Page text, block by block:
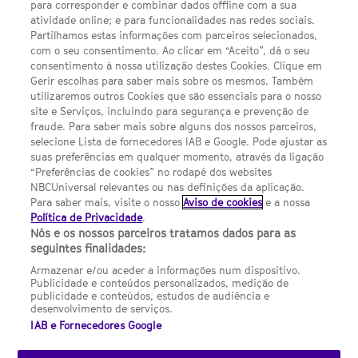
Política de privacidade
Sobre nós
Termos E Condições
Preferências de cookies
FILMES
UMA DIVISÃO DA NBCUNIVERSAL
Contact us by email: contact.SYFYPortugal@ncbuni.com
NBC Universal Global Networks España S.L.U. is wholly owned
by Universal Studios International BV
NBC Universal Global Networks, S.L.U. Paseo de la Castellana,
95. Planta 10 Edificio Torre Europa 28046 Madrid B-82227893
SYFY Portugal is subject to Spanish jurisdiction and regulated
(CNMC).
para corresponder e combinar dados offline com a sua
atividade online; e para funcionalidades nas redes sociais.
Partilhamos estas informações com parceiros selecionados,
com o seu consentimento. Ao clicar em “Aceito”, dá o seu
consentimento à nossa utilização destes Cookies. Clique em
Gerir escolhas para saber mais sobre os mesmos. Também
utilizaremos outros Cookies que são essenciais para o nosso
site e Serviços, incluindo para segurança e prevenção de
fraude. Para saber mais sobre alguns dos nossos parceiros,
selecione Lista de fornecedores IAB e Google. Pode ajustar as
suas preferências em qualquer momento, através da ligação
“Preferências de cookies” no rodapé dos websites
NBCUniversal relevantes ou nas definições da aplicação.
Para saber mais, visite o nossoAviso de cookies e a nossa
Política de Privacidade.
Nós e os nossos parceiros tratamos dados para as
seguintes finalidades:
Armazenar e/ou aceder a informações num dispositivo.
Publicidade e conteúdos personalizados, medição de
publicidade e conteúdos, estudos de audiência e
desenvolvimento de serviços.
IAB e Fornecedores Google